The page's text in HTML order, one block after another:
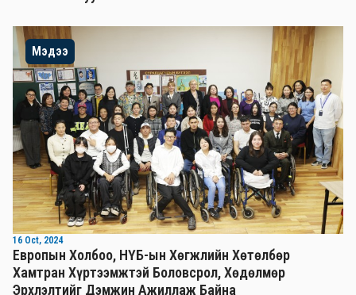
Мэдээ
16 Oct, 2024
Европын Холбоо, НҮБ-ын Хөгжлийн Хөтөлбөр
Хамтран Хүртээмжтэй Боловсрол, Хөдөлмөр
Эрхлэлтийг Дэмжин Ажиллаж Байна